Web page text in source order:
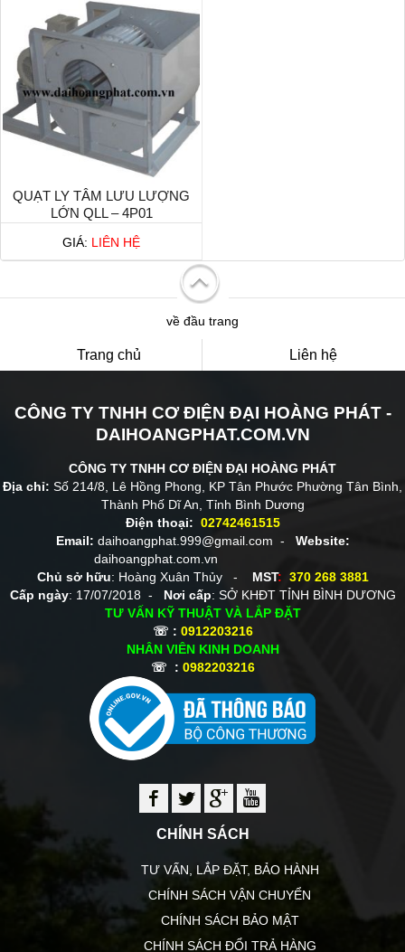
QUẠT LY TÂM LƯU LƯỢNG
LỚN QLL – 4P01
GIÁ: LIÊN HỆ
về đầu trang
Trang chủ Liên hệ
CÔNG TY TNHH CƠ ĐIỆN ĐẠI HOÀNG PHÁT -
DAIHOANGPHAT.COM.VN
CÔNG TY TNHH CƠ ĐIỆN ĐẠI HOÀNG PHÁT
Địa chỉ: Số 214/8, Lê Hồng Phong, KP Tân Phước Phường Tân Bình,
Thành Phố Dĩ An, Tỉnh Bình Dương
Điện thoại: 02742461515
Email: daihoangphat.999@gmail.com - Website:
daihoangphat.com.vn
Chủ sở hữu: Hoàng Xuân Thủy - MST: 370 268 3881
Cấp ngày: 17/07/2018 - Nơi cấp: SỞ KHĐT TỈNH BÌNH DƯƠNG
TƯ VẤN KỸ THUẬT VÀ LẮP ĐẶT
☏ : 0912203216
NHÂN VIÊN KINH DOANH
☏ : 0982203216
CHÍNH SÁCH
TƯ VẤN, LẮP ĐẶT, BẢO HÀNH
CHÍNH SÁCH VẬN CHUYỂN
CHÍNH SÁCH BẢO MẬT
CHÍNH SÁCH ĐỔI TRẢ HÀNG